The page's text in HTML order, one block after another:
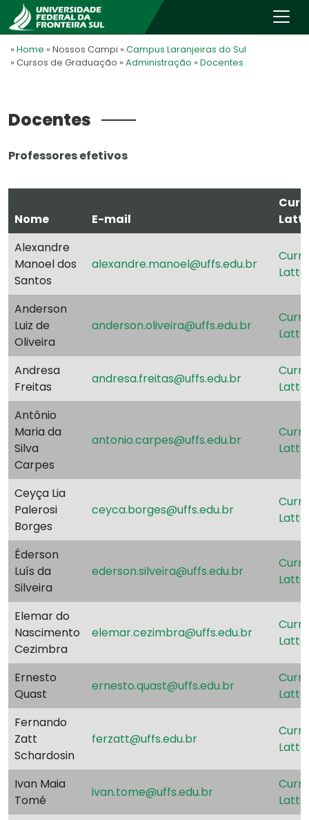
» Home » Nossos Campi » Campus Laranjeiras do Sul
» Cursos de Graduação » Administração » Docentes
Docentes
Professores efetivos
Nome E-mail
Alexandre
Manoel dos
Santos
alexandre.manoel@uffs.edu.br
Anderson
Luiz de
Oliveira
anderson.oliveira@uffs.edu.br
Andresa
Freitas
andresa.freitas@uffs.edu.br
Antônio
Maria da
Silva
Carpes
antonio.carpes@uffs.edu.br
Ceyça Lia
Palerosi
Borges
ceyca.borges@uffs.edu.br
Éderson
Luís da
Silveira
ederson.silveira@uffs.edu.br
Elemar do
Nascimento
Cezimbra
elemar.cezimbra@uffs.edu.br
Ernesto
Quast
ernesto.quast@uffs.edu.br
Fernando
Zatt
Schardosin
ferzatt@uffs.edu.br
Ivan Maia
Tomé
ivan.tome@uffs.edu.br